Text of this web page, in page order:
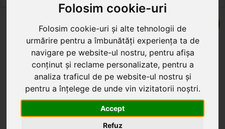
Folosim cookie-uri
Folosim cookie-uri și alte tehnologii de
urmărire pentru a îmbunătăți experiența ta de
navigare pe website-ul nostru, pentru afișa
conținut și reclame personalizate, pentru a
analiza traficul de pe website-ul nostru și
pentru a înțelege de unde vin vizitatorii noștri.
Accept
Refuz